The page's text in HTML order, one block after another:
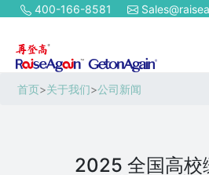
400-166-8581
首页>关于我们>公司新闻
2025 全国高校